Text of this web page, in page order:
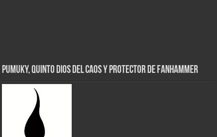
Pumuky, Quinto Dios del Caos y Protector de FanHammer